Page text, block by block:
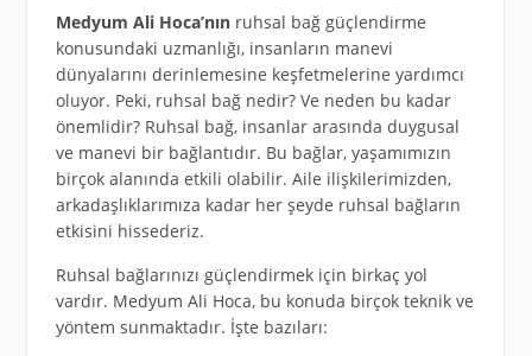
Medyum Ali Hoca’nınruhsal bağ güçlendirme
konusundaki uzmanlığı, insanların manevi
dünyalarını derinlemesine keşfetmelerine yardımcı
oluyor. Peki, ruhsal bağ nedir? Ve neden bu kadar
önemlidir? Ruhsal bağ, insanlar arasında duygusal
ve manevi bir bağlantıdır. Bu bağlar, yaşamımızın
birçok alanında etkili olabilir. Aile ilişkilerimizden,
arkadaşlıklarımıza kadar her şeyde ruhsal bağların
etkisini hissederiz.
Ruhsal bağlarınızı güçlendirmek için birkaç yol
vardır. Medyum Ali Hoca, bu konuda birçok teknik ve
yöntem sunmaktadır. İşte bazıları: